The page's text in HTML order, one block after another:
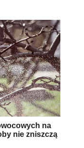
na
nie zniszczą